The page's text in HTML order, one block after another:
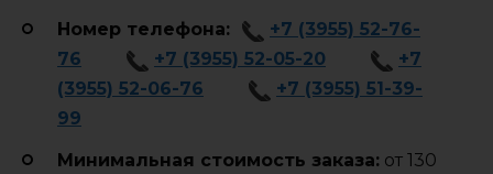
Номер телефона:
+7 (3955) 52-76-
76
+7 (3955) 52-05-20
+7
(3955) 52-06-76
+7 (3955) 51-39-
99
Минимальная стоимость заказа: от 130